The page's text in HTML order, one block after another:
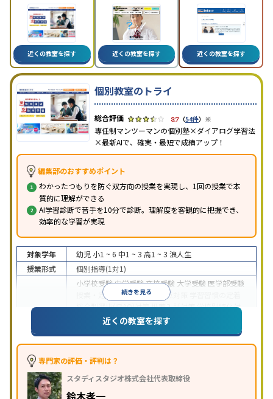
近くの教室を探す 近くの教室を探す 近くの教室を探す
個別教室のトライ
3.7 （54件） ※
専任制マンツーマンの個別塾×ダイアログ学習法
×最新AIで、確実・最短で成績アップ！
編集部のおすすめポイント
わかったつもりを防ぐ双方向の授業を実現し、1回の授業で本
質的に理解ができる
AI学習診断で苦手を10分で診断。理解度を客観的に把握でき、
効率的な学習が実現
続きを見る
対象学年 幼児 小1 ~ 6 中1 ~ 3 高1 ~ 3 浪人生
授業形式
個別指導(1対1)
小学校受験中学受験高校受験 大学受験 医学部受験
授業・定期テスト対策
内申点対策
総合型選抜(旧AO)対策推薦入試対策学校別特化対
国公立大対策私大対策 共通テスト対策
語・英会話特化対策その他科目別特化対策
特徴
中高一貫校生に対応
応
学習にPC・タブレットを利用
科目から受講可能季節講習のみの受講可
の子どもに対応
近くの教室を探す
専門家の評価・評判は？
スタディスタジオ株式会社代表取締役